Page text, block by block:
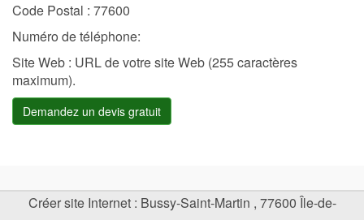
Code Postal : 77600
Numéro de téléphone:
Site Web : URL de votre site Web (255 caractères
maximum).
Demandez un devis gratuit
Créer site Internet : Bussy-Saint-Martin , 77600 Île-de-